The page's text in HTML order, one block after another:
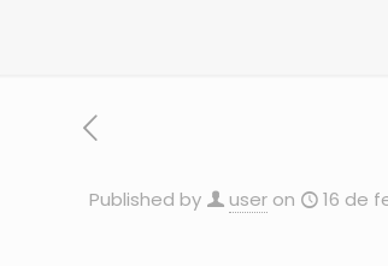
Published by user on 16 de